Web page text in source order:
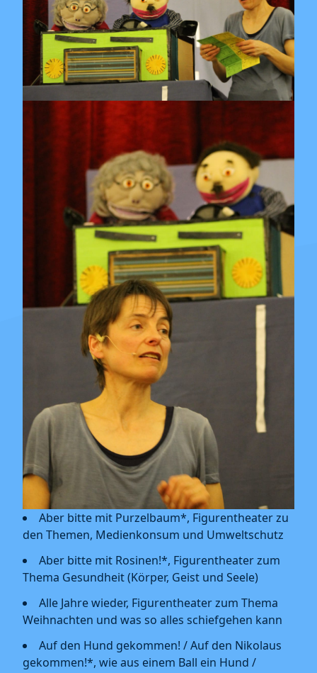
Aber bitte mit Purzelbaum*, Figurentheater zu
den Themen, Medienkonsum und Umweltschutz
Aber bitte mit Rosinen!*, Figurentheater zum
Thema Gesundheit (Körper, Geist und Seele)
Alle Jahre wieder, Figurentheater zum Thema
Weihnachten und was so alles schiefgehen kann
Auf den Hund gekommen! / Auf den Nikolaus
gekommen!*, wie aus einem Ball ein Hund /